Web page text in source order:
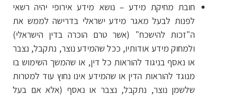
חובת מחיקת מידע – נושא מידע אירופי יהיה רשאי
לפנות לבעל מאגר מידע ישראלי בדרישה לממש את
ה"זכות להישכח" (אשר טרם הוכרה בדין הישראלי)
ולמחוק מידע אודותיו, ככל שהמידע נוצר, נתקבל, נצבר
או נאסף בניגוד להוראות כל דין, או שהמשך השימוש בו
מנוגד להוראות הדין או שהמידע אינו נחוץ עוד למטרות
שלשמן נוצר, נתקבל, נצבר או נאסף (אלא אם בעל